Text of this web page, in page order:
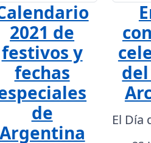
2021 de
festivos y
fechas
de
Argentina
El Día